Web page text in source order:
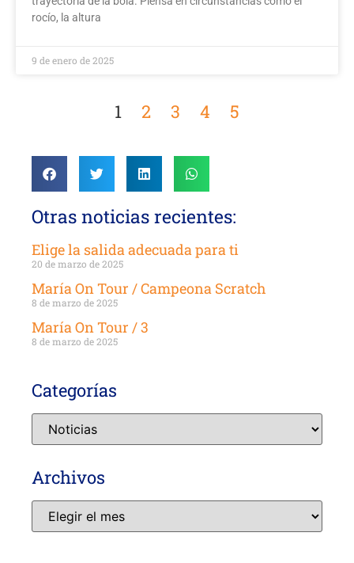
rocío, la altura
9 de enero de 2025
1 2 3 4 5
Otras noticias recientes:
Elige la salida adecuada para ti
20 de marzo de 2025
María On Tour / Campeona Scratch
8 de marzo de 2025
María On Tour / 3
8 de marzo de 2025
Categorías
Archivos